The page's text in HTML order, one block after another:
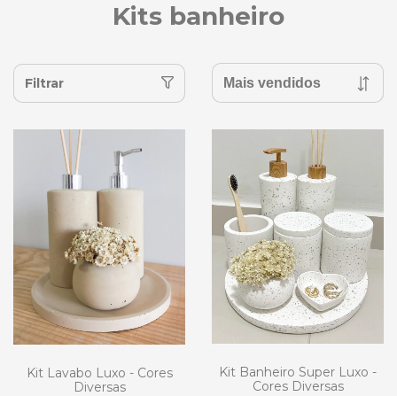
Kits banheiro
Filtrar
Kit Lavabo Luxo - Cores
Diversas
Kit Banheiro Super Luxo -
Cores Diversas